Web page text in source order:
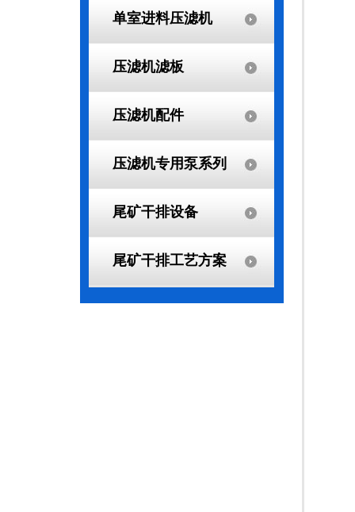
单室进料压滤机
压滤机滤板
压滤机配件
压滤机专用泵系列
尾矿干排设备
尾矿干排工艺方案